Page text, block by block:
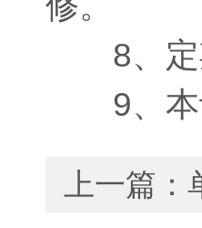
8、定期
9、本
上一篇：